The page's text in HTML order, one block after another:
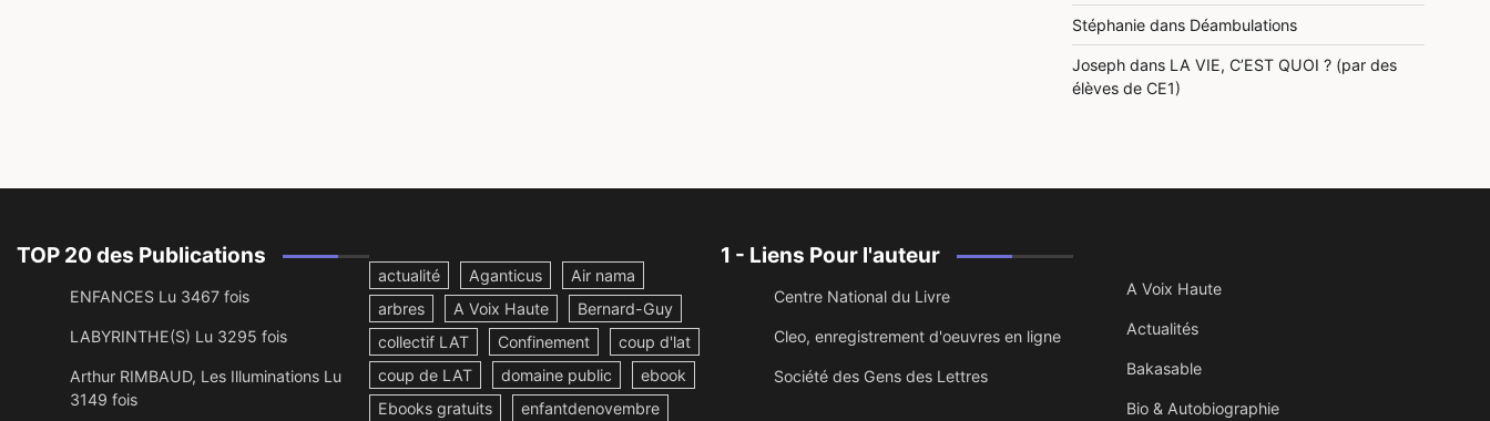
Stéphanie dans Déambulations
Joseph dans LA VIE, C’EST QUOI ? (par des
élèves de CE1)
TOP 20 des Publications
ENFANCES Lu 3467 fois
LABYRINTHE(S) Lu 3295 fois
Arthur RIMBAUD, Les Illuminations Lu
3149 fois
actualité Aganticus
Air nama
arbres
A Voix Haute
Bernard-Guy
collectif LAT
Confinement
coup d'lat
coup de LAT
domaine public
ebook
Ebooks gratuits
enfantdenovembre
1 - Liens Pour l'auteur
Centre National du Livre
Cleo, enregistrement d'oeuvres en ligne
Société des Gens des Lettres
A Voix Haute
Actualités
Bakasable
Bio & Autobiographie